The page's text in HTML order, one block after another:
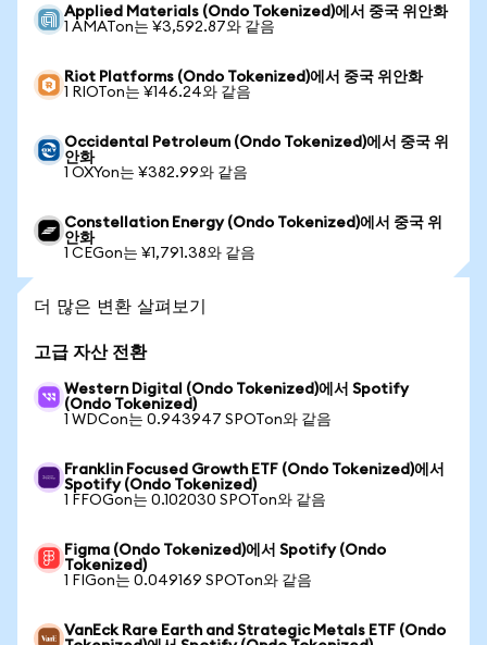
Applied Materials (Ondo Tokenized)에서 중국 위안화
1 AMATon는 ¥3,592.87와 같음
Riot Platforms (Ondo Tokenized)에서 중국 위안화
1 RIOTon는 ¥146.24와 같음
Occidental Petroleum (Ondo Tokenized)에서 중국 위
안화
1 OXYon는 ¥382.99와 같음
Constellation Energy (Ondo Tokenized)에서 중국 위
안화
1 CEGon는 ¥1,791.38와 같음
더 많은 변환 살펴보기
고급 자산 전환
Western Digital (Ondo Tokenized)에서 Spotify
(Ondo Tokenized)
1 WDCon는 0.943947 SPOTon와 같음
Franklin Focused Growth ETF (Ondo Tokenized)에서
Spotify (Ondo Tokenized)
1 FFOGon는 0.102030 SPOTon와 같음
Figma (Ondo Tokenized)에서 Spotify (Ondo
Tokenized)
1 FIGon는 0.049169 SPOTon와 같음
VanEck Rare Earth and Strategic Metals ETF (Ondo